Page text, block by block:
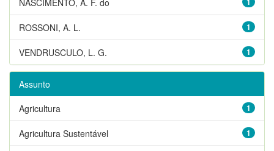
1
ROSSONI, A. L.
1
VENDRUSCULO, L. G.
Assunto
1
Agricultura
1
Agricultura Sustentável